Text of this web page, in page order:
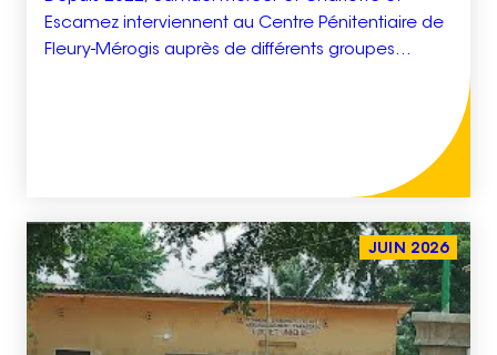
Escamez interviennent au Centre Pénitentiaire de
Fleury-Mérogis auprès de différents groupes
JUIN 2026